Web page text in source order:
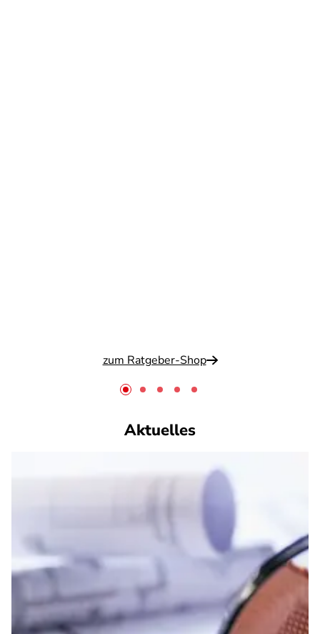
zum Ratgeber-Shop
Aktuelles